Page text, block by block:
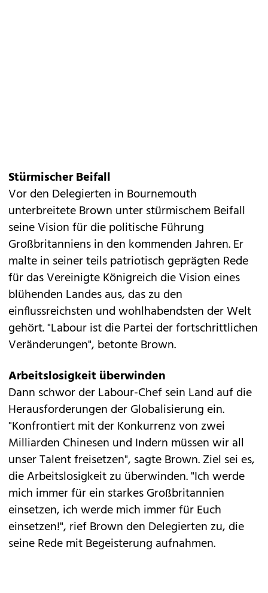
Stürmischer Beifall
Vor den Delegierten in Bournemouth
unterbreitete Brown unter stürmischem Beifall
seine Vision für die politische Führung
Großbritanniens in den kommenden Jahren. Er
malte in seiner teils patriotisch geprägten Rede
für das Vereinigte Königreich die Vision eines
blühenden Landes aus, das zu den
einflussreichsten und wohlhabendsten der Welt
gehört. "Labour ist die Partei der fortschrittlichen
Veränderungen", betonte Brown.
Arbeitslosigkeit überwinden
Dann schwor der Labour-Chef sein Land auf die
Herausforderungen der Globalisierung ein.
"Konfrontiert mit der Konkurrenz von zwei
Milliarden Chinesen und Indern müssen wir all
unser Talent freisetzen", sagte Brown. Ziel sei es,
die Arbeitslosigkeit zu überwinden. "Ich werde
mich immer für ein starkes Großbritannien
einsetzen, ich werde mich immer für Euch
einsetzen!", rief Brown den Delegierten zu, die
seine Rede mit Begeisterung aufnahmen.